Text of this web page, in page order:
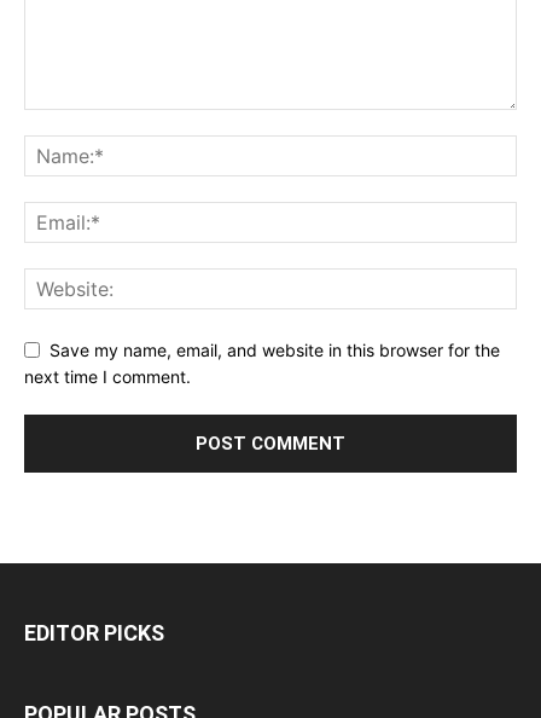
Save my name, email, and website in this browser for the
next time I comment.
EDITOR PICKS